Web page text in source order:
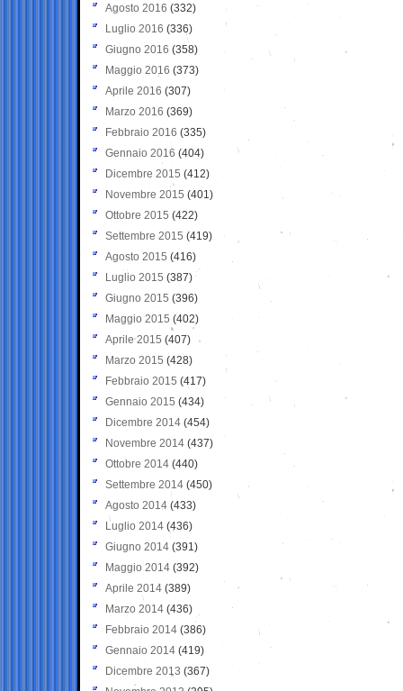
Agosto 2016 (332)
Luglio 2016 (336)
Giugno 2016 (358)
Maggio 2016 (373)
Aprile 2016 (307)
Marzo 2016 (369)
Febbraio 2016 (335)
Gennaio 2016 (404)
Dicembre 2015 (412)
Novembre 2015 (401)
Ottobre 2015 (422)
Settembre 2015 (419)
Agosto 2015 (416)
Luglio 2015 (387)
Giugno 2015 (396)
Maggio 2015 (402)
Aprile 2015 (407)
Marzo 2015 (428)
Febbraio 2015 (417)
Gennaio 2015 (434)
Dicembre 2014 (454)
Novembre 2014 (437)
Ottobre 2014 (440)
Settembre 2014 (450)
Agosto 2014 (433)
Luglio 2014 (436)
Giugno 2014 (391)
Maggio 2014 (392)
Aprile 2014 (389)
Marzo 2014 (436)
Febbraio 2014 (386)
Gennaio 2014 (419)
Dicembre 2013 (367)